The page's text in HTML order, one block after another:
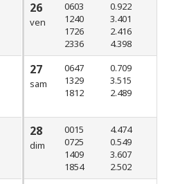
26
ven
0603
1240
1726
2336
0.922
3.401
2.416
4.398
27
sam
0647
1329
1812
0.709
3.515
2.489
28
dim
0015
0725
1409
1854
4.474
0.549
3.607
2.502